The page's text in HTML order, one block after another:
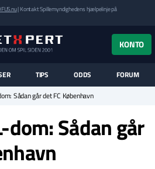
| Kontakt Spillemyndighedens hjælpelinje på
KONTO
TIPS ODDS
FORUM
Sådan går det FC København
dom: Sådan går